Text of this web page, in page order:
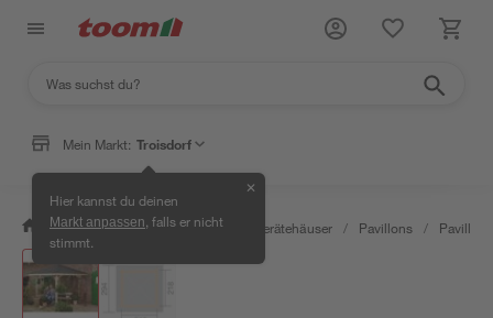
Mein Markt: Troisdorf
Hier kannst du deinen
Markt anpassen , falls er nicht
stimmt.
✕
/ Garten & Freizeit / Garten- & Gerätehäuser / Pavillons /